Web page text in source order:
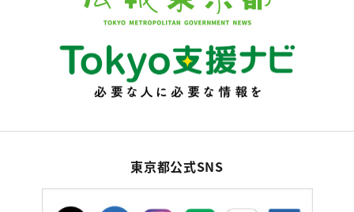
東京都公式SNS